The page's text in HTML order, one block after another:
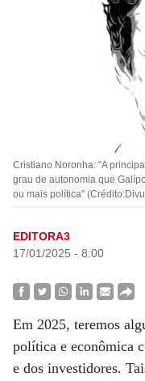
Cristiano Noronha: "A
grau de autonomia que
ou mais política"
EDITORA3
17/01/2025 - 8:00
Em 2025, teremos
política e econômica
e dos investidores.